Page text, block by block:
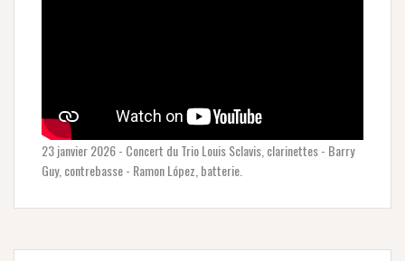
23 janvier 2026 - Concert du Trio Louis Sclavis, clarinettes - Barry
Guy, contrebasse - Ramon López, batterie.